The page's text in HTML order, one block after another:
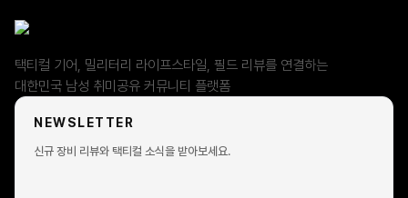
남자닷컴 협업의 강점은 무엇인가요?
회원가입 없이 커뮤니티 이용이 가능한가요?
택티컬 기어, 밀리터리 라이프스타일, 필드 리뷰를 연결하는
대한민국 남성 취미공유 커뮤니티 플랫폼
NEWSLETTER
신규 장비 리뷰와 택티컬 소식을 받아보세요.